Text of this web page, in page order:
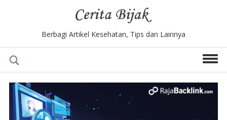
Berbagi Artikel Kesehatan, Tips dan Lainnya